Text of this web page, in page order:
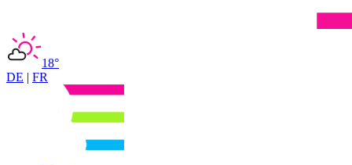
18°
DE | FR